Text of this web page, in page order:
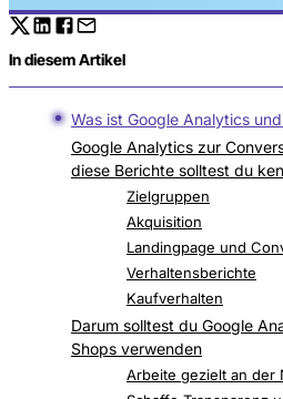
In diesem Artikel
Was ist Google Analytics
Google Analytics zur
diese Berichte solltest du
Echtzeit-Berichte
Zielgruppen
Akquisition
Landingpage und
Verhaltensberichte
Kaufverhalten
Darum solltest du Google
Shops verwenden
Verbessere
Absprungrate
Arbeite gezielt an der